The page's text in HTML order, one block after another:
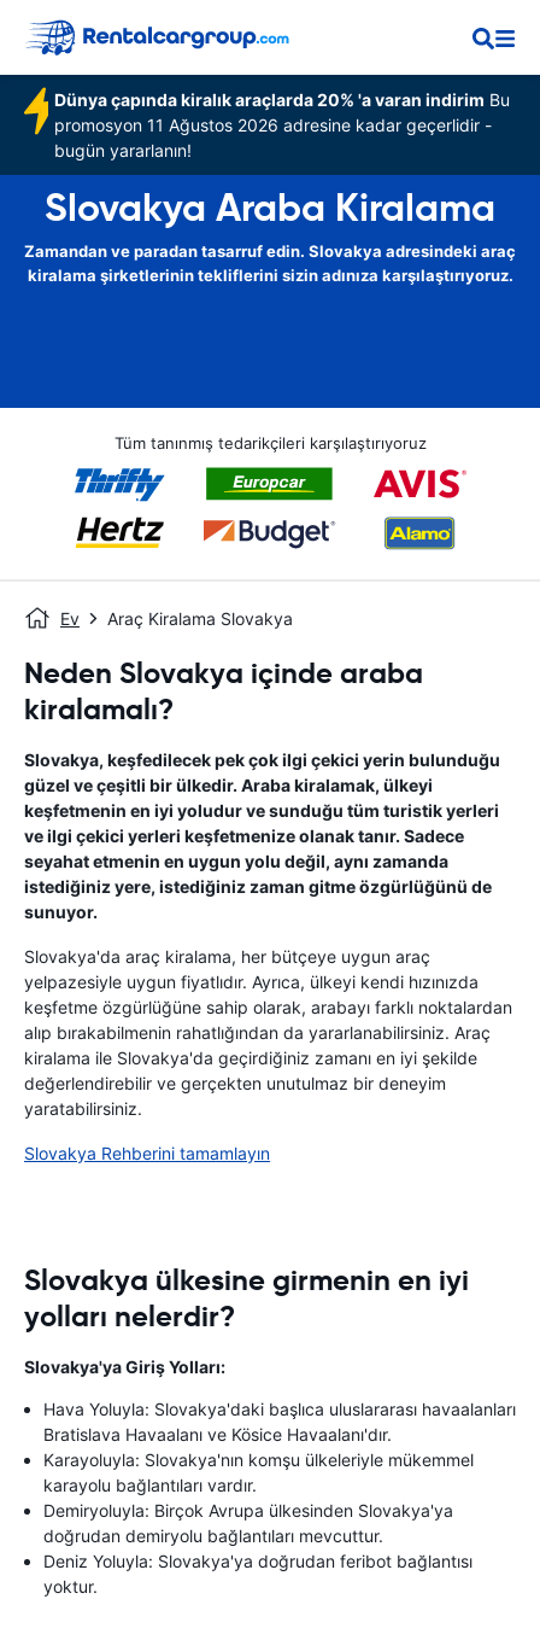
Dünya çapında kiralık araçlarda 20% 'a varan indirim Bu
promosyon 11 Ağustos 2026 adresine kadar geçerlidir -
bugün yararlanın!
Slovakya Araba Kiralama
Zamandan ve paradan tasarruf edin. Slovakya adresindeki araç
kiralama şirketlerinin tekliflerini sizin adınıza karşılaştırıyoruz.
Tüm tanınmış tedarikçileri karşılaştırıyoruz
Ev Araç Kiralama Slovakya
Neden Slovakya içinde araba
kiralamalı?
Slovakya, keşfedilecek pek çok ilgi çekici yerin bulunduğu
güzel ve çeşitli bir ülkedir. Araba kiralamak, ülkeyi
keşfetmenin en iyi yoludur ve sunduğu tüm turistik yerleri
ve ilgi çekici yerleri keşfetmenize olanak tanır. Sadece
seyahat etmenin en uygun yolu değil, aynı zamanda
istediğiniz yere, istediğiniz zaman gitme özgürlüğünü de
sunuyor.
Slovakya'da araç kiralama, her bütçeye uygun araç
yelpazesiyle uygun fiyatlıdır. Ayrıca, ülkeyi kendi hızınızda
keşfetme özgürlüğüne sahip olarak, arabayı farklı noktalardan
alıp bırakabilmenin rahatlığından da yararlanabilirsiniz. Araç
kiralama ile Slovakya'da geçirdiğiniz zamanı en iyi şekilde
değerlendirebilir ve gerçekten unutulmaz bir deneyim
yaratabilirsiniz.
Slovakya Rehberini tamamlayın
Slovakya ülkesine girmenin en iyi
yolları nelerdir?
Slovakya'ya Giriş Yolları:
Hava Yoluyla: Slovakya'daki başlıca uluslararası havaalanları
Bratislava Havaalanı ve Kösice Havaalanı'dır.
Karayoluyla: Slovakya'nın komşu ülkeleriyle mükemmel
karayolu bağlantıları vardır.
Demiryoluyla: Birçok Avrupa ülkesinden Slovakya'ya
doğrudan demiryolu bağlantıları mevcuttur.
Deniz Yoluyla: Slovakya'ya doğrudan feribot bağlantısı
yoktur.